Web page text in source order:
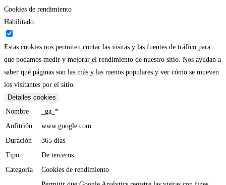
Cookies de rendimiento
Habilitado
Estas cookies nos permiten contar las visitas y las fuentes de tráfico para
que podamos medir y mejorar el rendimiento de nuestro sitio. Nos ayudan a
saber qué páginas son las más y las menos populares y ver cómo se mueven
los visitantes por el sitio.
Detalles cookies
Nombre
_ga_*
Anfitrión
www.google.com
Duración
365 días
Tipo
De terceros
Categoría
Cookies de rendimiento